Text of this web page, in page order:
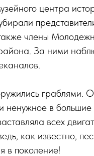
центра
члены
За ними
граблями.
ненужное в
всех
как известно,
в поколение!